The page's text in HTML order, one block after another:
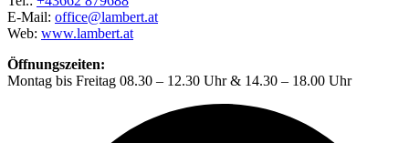
E-Mail: office@lambert.at
Web: www.lambert.at
Öffnungszeiten:
Montag bis Freitag 08.30 – 12.30 Uhr & 14.30 – 18.00 Uhr